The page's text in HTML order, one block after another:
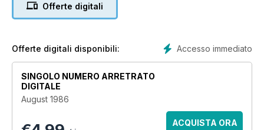
Offerte digitali
Accesso immediato
Offerte digitali disponibili:
SINGOLO NUMERO ARRETRATO
DIGITALE
August 1986
ACQUISTA ORA